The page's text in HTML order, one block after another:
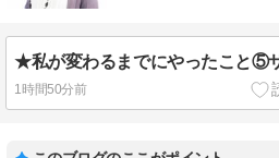
1時間50分前